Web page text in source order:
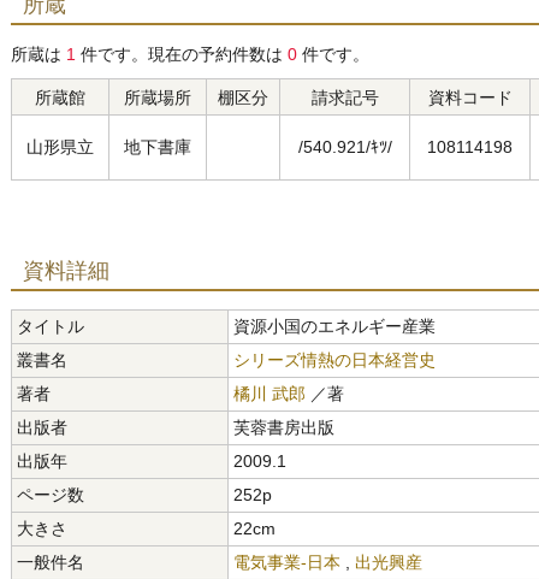
所蔵
所蔵は 1 件です。現在の予約件数は 0 件です。
所蔵館 所蔵場所 棚区分 請求記号 資料コード
山形県立 地下書庫 /540.921/ｷﾂ/ 108114198
資料詳細
タイトル
資源小国のエネルギー産業
叢書名
シリーズ情熱の日本経営史
著者
橘川 武郎 ／著
出版者
芙蓉書房出版
出版年
2009.1
ページ数
252p
大きさ
22cm
一般件名
電気事業-日本
出光興産